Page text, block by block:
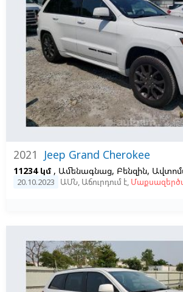
2021 Jeep Grand Cherokee
11234 կմ , Ամենագնաց, Բենզին,
20.10.2023 ԱՄՆ, Աճուրդում է,